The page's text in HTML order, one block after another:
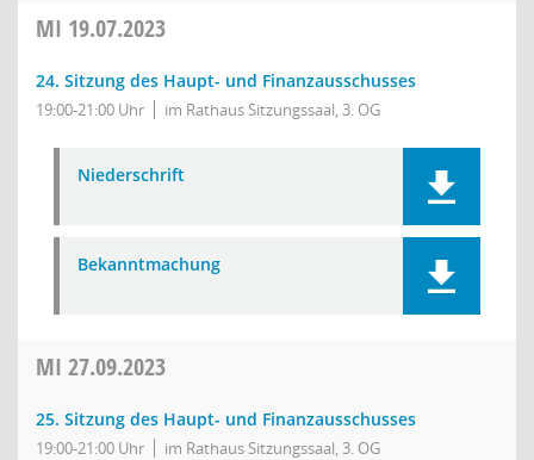
MI 19.07.2023
24. Sitzung des Haupt- und Finanzausschusses
19:00-21:00 Uhr im Rathaus Sitzungssaal, 3. OG
Niederschrift
Bekanntmachung
MI 27.09.2023
25. Sitzung des Haupt- und Finanzausschusses
19:00-21:00 Uhr im Rathaus Sitzungssaal, 3. OG